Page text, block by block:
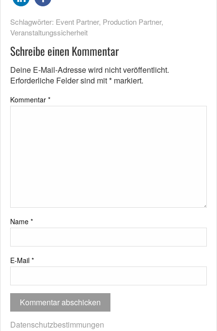
Schlagwörter: Event Partner, Production Partner,
Veranstaltungssicherheit
Schreibe einen Kommentar
Deine E-Mail-Adresse wird nicht veröffentlicht.
Erforderliche Felder sind mit* markiert.
Kommentar *
Name *
E-Mail *
Datenschutzbestimmungen